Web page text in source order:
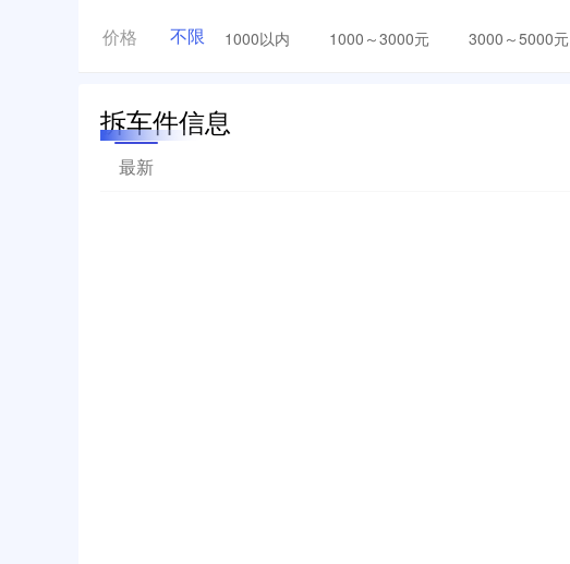
价格 不限 1000以内 1000～3000元 3000～5000元
拆车件信息
最新